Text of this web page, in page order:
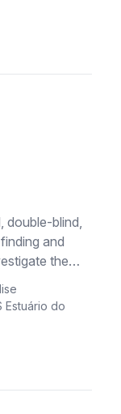
double-blind,
and
the
in
undergoing
Estuário do